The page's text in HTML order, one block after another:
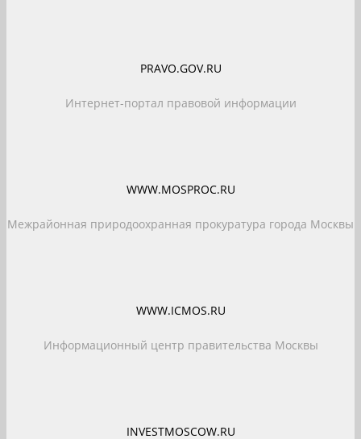
PRAVO.GOV.RU
Интернет-портал правовой информации
WWW.MOSPROC.RU
Межрайонная природоохранная прокуратура города Москвы
WWW.ICMOS.RU
Информационный центр правительства Москвы
INVESTMOSCOW.RU